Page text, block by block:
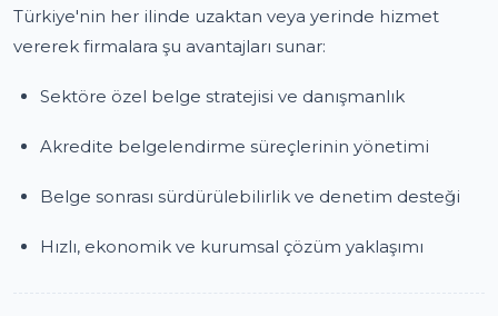
Türkiye'nin her ilinde uzaktan veya yerinde hizmet
vererek firmalara şu avantajları sunar:
Sektöre özel belge stratejisi ve danışmanlık
Akredite belgelendirme süreçlerinin yönetimi
Belge sonrası sürdürülebilirlik ve denetim desteği
Hızlı, ekonomik ve kurumsal çözüm yaklaşımı